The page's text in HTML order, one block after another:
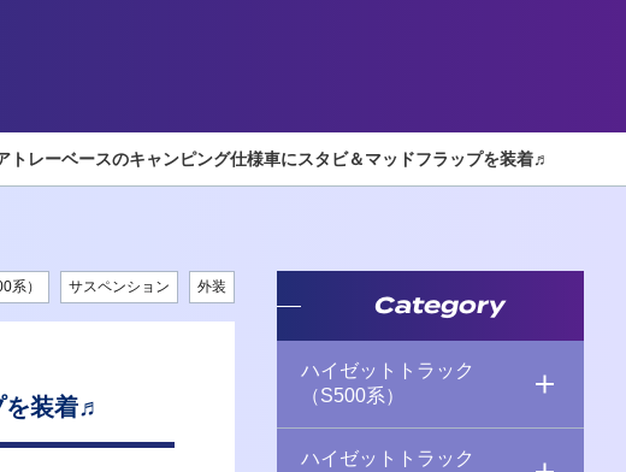
トレーベースのキャンピング仕様車にスタビ＆マッドフラップを装着♬
系） サスペンション 外装
を装着♬
Category
ハイゼットトラック
（S500系）
ハイゼットトラック